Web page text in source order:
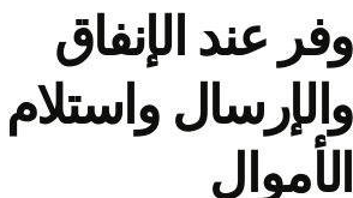
وفر عند الإنفاق
والإرسال واستلام
الأموال